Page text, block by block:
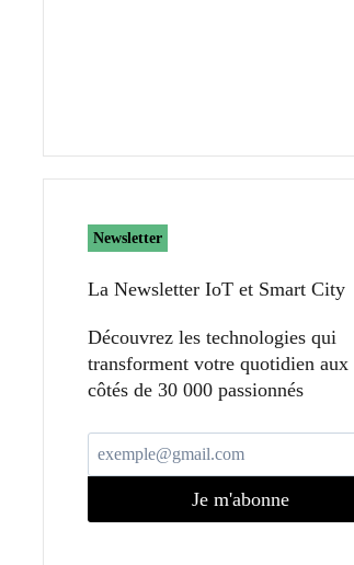
Newsletter
La Newsletter IoT et Smart City​
Découvrez les technologies qui
transforment votre quotidien aux
côtés de 30 000 passionnés
Je m'abonne